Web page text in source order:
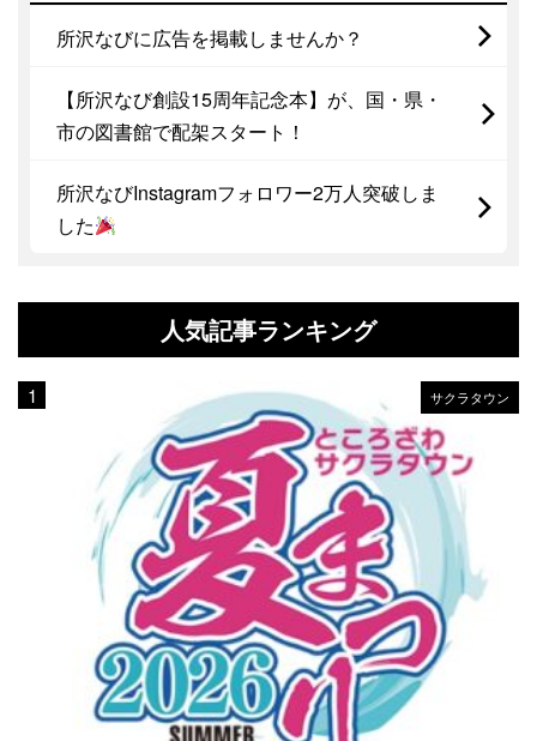
所沢なびに広告を掲載しませんか？
【所沢なび創設15周年記念本】が、国・県・
市の図書館で配架スタート！
所沢なびInstagramフォロワー2万人突破しま
した
人気記事ランキング
サクラタウン